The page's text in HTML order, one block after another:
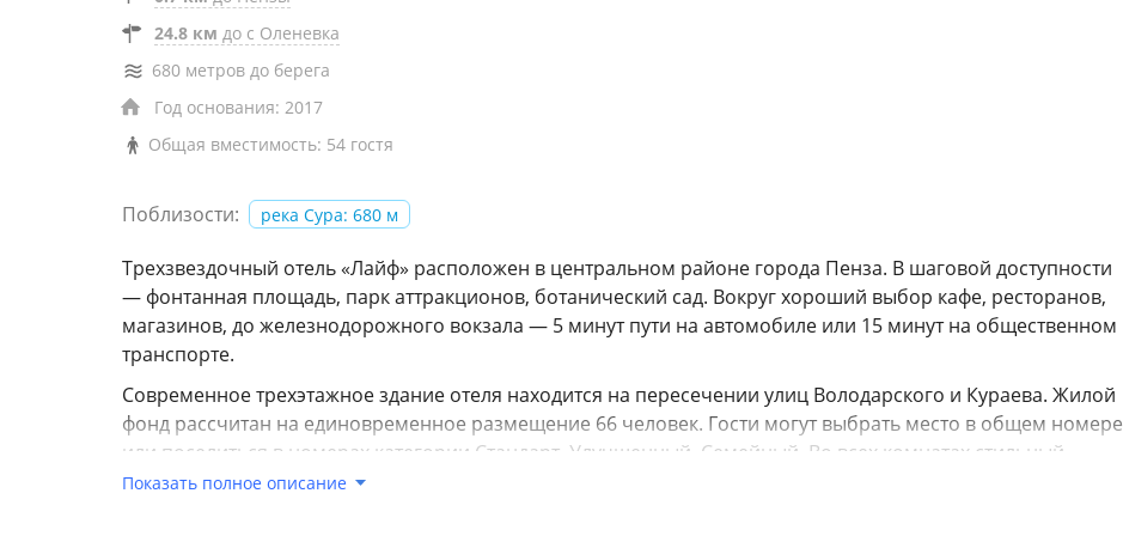
24.8 км до с Оленевка
680 метров до берега
Год основания: 2017
Общая вместимость: 54 гостя
Поблизости: река Сура: 680 м
Трехзвездочный отель «Лайф» расположен в центральном районе города Пенза. В шаговой доступности
— фонтанная площадь, парк аттракционов, ботанический сад. Вокруг хороший выбор кафе, ресторанов,
магазинов, до железнодорожного вокзала — 5 минут пути на автомобиле или 15 минут на общественном
транспорте.
Современное трехэтажное здание отеля находится на пересечении улиц Володарского и Кураева. Жилой
фонд рассчитан на единовременное размещение 66 человек. Гости могут выбрать место в общем номере
или поселиться в номерах категории Стандарт. Улучшенный, Семейный. Во всех комнатах стильный
интерьер и хорошая меблировка, в общих номерах установлены двухъярусные кровати, есть шкафчики с
Показать полное описание